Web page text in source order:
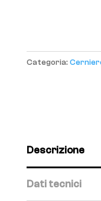
Categoria:
Descrizione
Dati tecnici